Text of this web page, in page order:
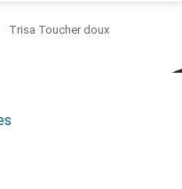
Trisa Toucher doux